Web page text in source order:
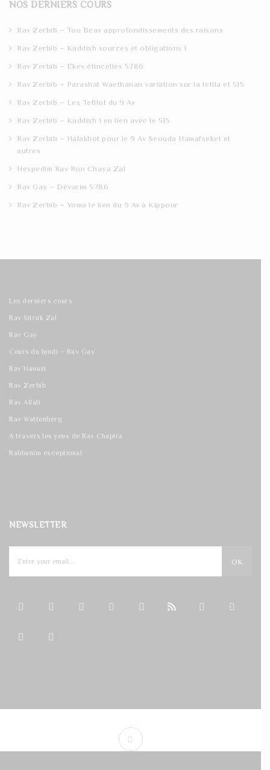
c
NOS DERNIERS COURS
Rav Zerbib – Tou Beav approfondissements des raisons
Rav Zerbib – Kaddish sources et obligations 1
Rav Zerbib – Ekev étincelles 5786
Rav Zerbib – Parashat Waethanan variation sur la tefila et 515
Rav Zerbib – Les Tefilot du 9 Av
Rav Zerbib – Kaddish 1 en lien avec le 515
Rav Zerbib – Halakhot pour le 9 Av Seouda Hamafseket et
autres
Hespedim Rav Ron Chaya Zal
Rav Gay – Dévarim 5786
Rav Zerbib – Yoma le lien du 9 Av à Kippour
Les derniers cours
Rav Sitruk Zal
Rav Gay
Cours du lundi – Rav Gay
Rav Haouzi
Rav Zerbib
Rav Allali
Rav Wattenberg
A travers les yeux de Rav Chapira
Rabbanim exceptional
NEWSLETTER
OK